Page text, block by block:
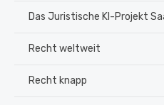
Das Juristische KI-Projekt
Recht weltweit
Recht knapp